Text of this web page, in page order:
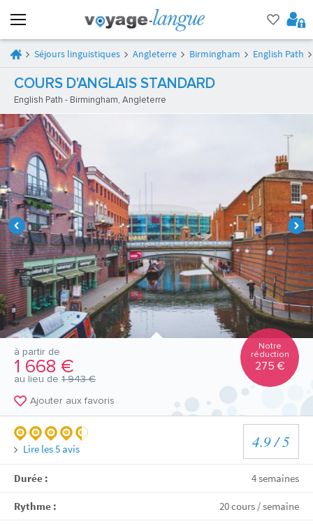
Séjours linguistiques Angleterre Birmingham English Path
COURS D'ANGLAIS STANDARD
English Path - Birmingham, Angleterre
à partir de
1 668 €
au lieu de 1 943 €
Notre
réduction
275 €
Ajouter aux favoris
4.9/ 5
Lire les5 avis
Durée : 4 semaines
Rythme : 20 cours / semaine